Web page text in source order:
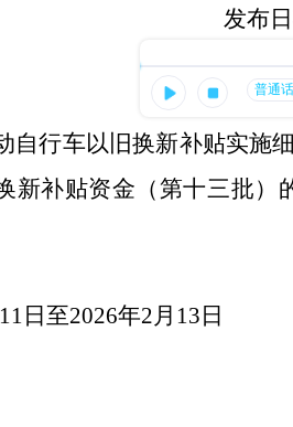
发布
自行车以旧换新补贴实施
新补贴资金（第十三批
日至2026年2月13日